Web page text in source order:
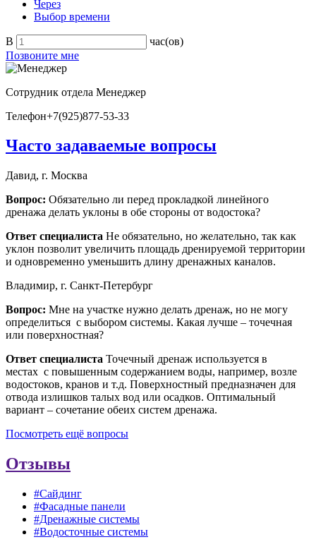
Через
Выбор времени
В
час(ов)
Позвоните мне
Сотрудник отдела Менеджер
Телефон+7(925)877-53-33
Часто задаваемые вопросы
Давид, г. Москва
Вопрос: Обязательно ли перед прокладкой линейного
дренажа делать уклоны в обе стороны от водостока?
Ответ специалиста Не обязательно, но желательно, так как
уклон позволит увеличить площадь дренируемой территории
и одновременно уменьшить длину дренажных каналов.
Владимир, г. Санкт-Петербург
Вопрос: Мне на участке нужно делать дренаж, но не могу
определиться с выбором системы. Какая лучше – точечная
или поверхностная?
Ответ специалиста Точечный дренаж используется в
местах с повышенным содержанием воды, например, возле
водостоков, кранов и т.д. Поверхностный предназначен для
отвода излишков талых вод или осадков. Оптимальный
вариант – сочетание обеих систем дренажа.
Посмотреть ещё вопросы
Отзывы
#Сайдинг
#Фасадные панели
#Дренажные системы
#Водосточные системы